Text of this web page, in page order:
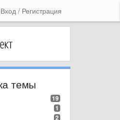
Вход / Регистрация
темы
19
1
2